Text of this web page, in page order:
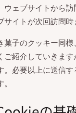
ウェブサイトから
サイトが次回訪問時
菓子のクッキー同
ご紹介していきま
。必要以上に送信